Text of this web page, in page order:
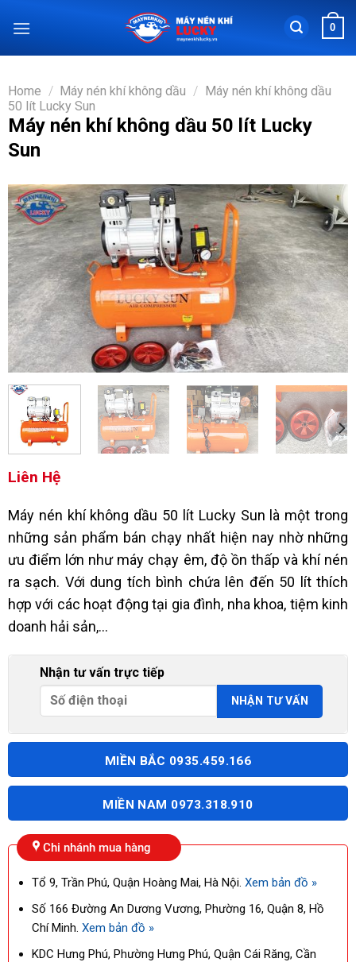
đến
0
Home / Máy nén khí không dầu / Máy nén khí không dầu
50 lít Lucky Sun
Máy nén khí không dầu 50 lít Lucky
Sun
Liên Hệ
Máy nén khí không dầu 50 lít Lucky Sun là một trong
những sản phẩm bán chạy nhất hiện nay nhờ những
ưu điểm lớn như máy chạy êm, độ ồn thấp và khí nén
ra sạch. Với dung tích bình chứa lên đến 50 lít thích
hợp với các hoạt động tại gia đình, nha khoa, tiệm kinh
doanh hải sản,…
Nhận tư vấn trực tiếp
MIỀN BẮC 0935.459.166
MIỀN NAM 0973.318.910
Chi nhánh mua hàng
Tổ 9, Trần Phú, Quận Hoàng Mai, Hà Nội.Xem bản đồ »
Số 166 Đường An Dương Vương, Phường 16, Quận 8, Hồ
Chí Minh.Xem bản đồ »
KDC Hưng Phú, Phường Hưng Phú, Quận Cái Răng, Cần